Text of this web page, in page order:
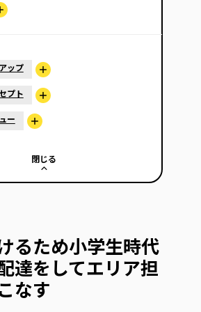
ップ
プト
ー
閉じる
るため小学生時代
達をしてエリア担
なす